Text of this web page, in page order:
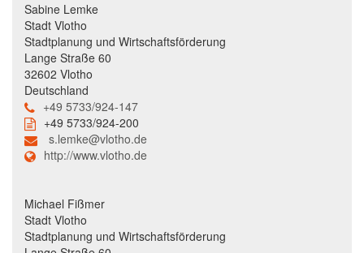
Sabine Lemke
Stadt Vlotho
Stadtplanung und Wirtschaftsförderung
Lange Straße 60
32602 Vlotho
Deutschland
+49 5733/924-147
+49 5733/924-200
s.lemke@vlotho.de
http://www.vlotho.de
Michael Fißmer
Stadt Vlotho
Stadtplanung und Wirtschaftsförderung